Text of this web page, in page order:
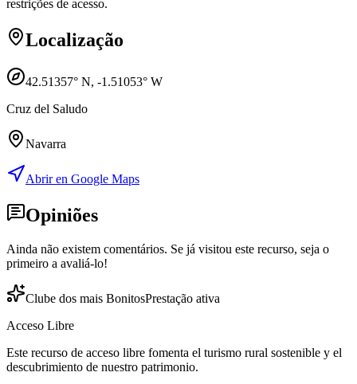
restrições de acesso.
Localização
42.51357° N, -1.51053° W
Cruz del Saludo
Navarra
Abrir en Google Maps
Opiniões
Ainda não existem comentários. Se já visitou este recurso, seja o
primeiro a avaliá-lo!
Clube dos mais BonitosPrestação ativa
Acceso Libre
Este recurso de acceso libre fomenta el turismo rural sostenible y el
descubrimiento de nuestro patrimonio.